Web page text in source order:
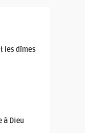
les dîmes
à Dieu